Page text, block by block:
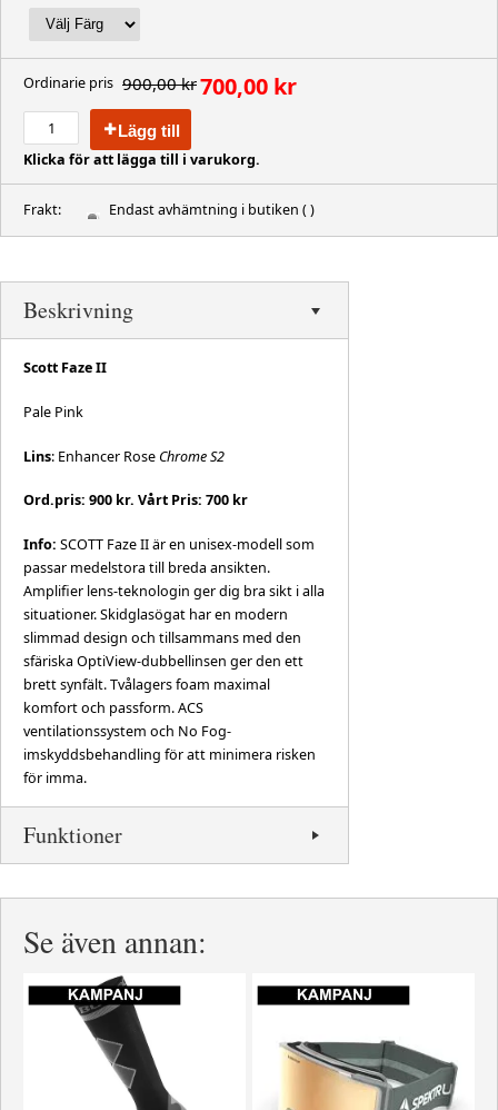
Ordinarie pris 900,00 kr700,00 kr
Lägg till
Klicka för att lägga till i varukorg.
Frakt: Endast avhämtning i butiken ( )
Beskrivning
Scott Faze II
Pale Pink
Lins: Enhancer Rose Chrome S2
Ord.pris: 900 kr. Vårt Pris: 700 kr
Info: SCOTT Faze II är en unisex-modell som
passar medelstora till breda ansikten.
Amplifier lens-teknologin ger dig bra sikt i alla
situationer. Skidglasögat har en modern
slimmad design och tillsammans med den
sfäriska OptiView-dubbellinsen ger den ett
brett synfält. Tvålagers foam maximal
komfort och passform. ACS
ventilationssystem och No Fog-
imskyddsbehandling för att minimera risken
för imma.
Funktioner
Se även annan: